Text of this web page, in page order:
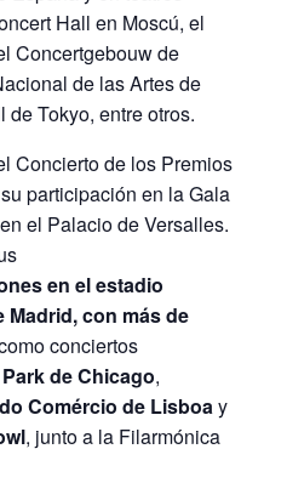
Hall en Moscú, el
Concertgebouw de
de las Artes de
Tokyo, entre otros.
Concierto de los Premios
participación en la Gala
el Palacio de Versalles.
en el estadio
con más de
conciertos
de Chicago,
Comércio de Lisboa y
, junto a la Filarmónica